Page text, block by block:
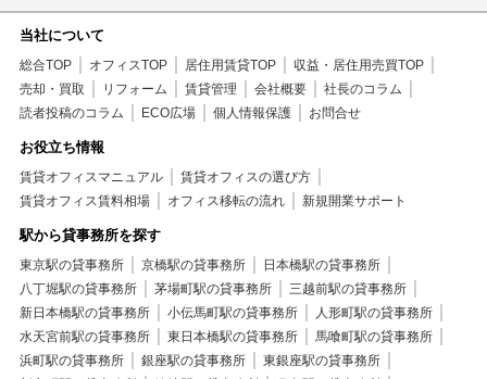
当社について
総合TOP オフィスTOP 居住用賃貸TOP
収益・居住用売買TOP
売却・買取
リフォーム 賃貸管理 会社概要
社長のコラム
読者投稿のコラム
ECO広場 個人情報保護 お問合せ
お役立ち情報
賃貸オフィスマニュアル
賃貸オフィスの選び方
賃貸オフィス賃料相場
オフィス移転の流れ 新規開業サポート
駅から貸事務所を探す
東京駅の貸事務所 京橋駅の貸事務所
日本橋駅の貸事務所
八丁堀駅の貸事務所
茅場町駅の貸事務所
三越前駅の貸事務所
新日本橋駅の貸事務所
小伝馬町駅の貸事務所
人形町駅の貸事務所
水天宮前駅の貸事務所
東日本橋駅の貸事務所
馬喰町駅の貸事務所
浜町駅の貸事務所
銀座駅の貸事務所
東銀座駅の貸事務所